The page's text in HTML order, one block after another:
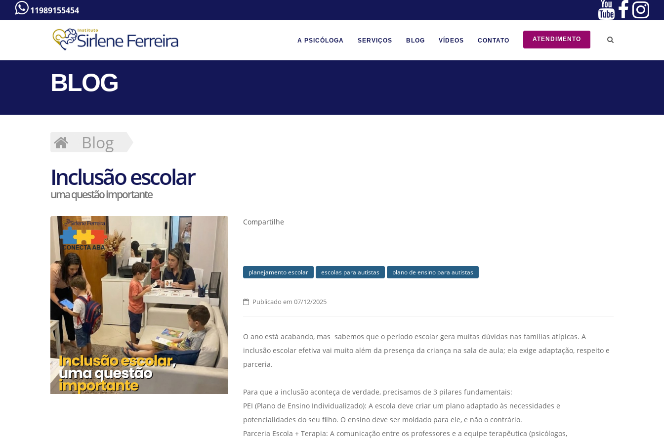
11989155454
A PSICÓLOGA SERVIÇOS BLOG VÍDEOS CONTATO ATENDIMENTO
BLOG
Blog
Inclusão escolar
uma questão importante
Compartilhe
planejamento escolar escolas para autistas plano de ensino para autistas
Publicado em 07/12/2025
O ano está acabando, mas sabemos que o período escolar gera muitas dúvidas nas famílias atípicas. A
inclusão escolar efetiva vai muito além da presença da criança na sala de aula; ela exige adaptação, respeito e
parceria.
Para que a inclusão aconteça de verdade, precisamos de 3 pilares fundamentais:
PEI (Plano de Ensino Individualizado): A escola deve criar um plano adaptado às necessidades e
potencialidades do seu filho. O ensino deve ser moldado para ele, e não o contrário.
Parceria Escola + Terapia: A comunicação entre os professores e a equipe terapêutica (psicólogos,